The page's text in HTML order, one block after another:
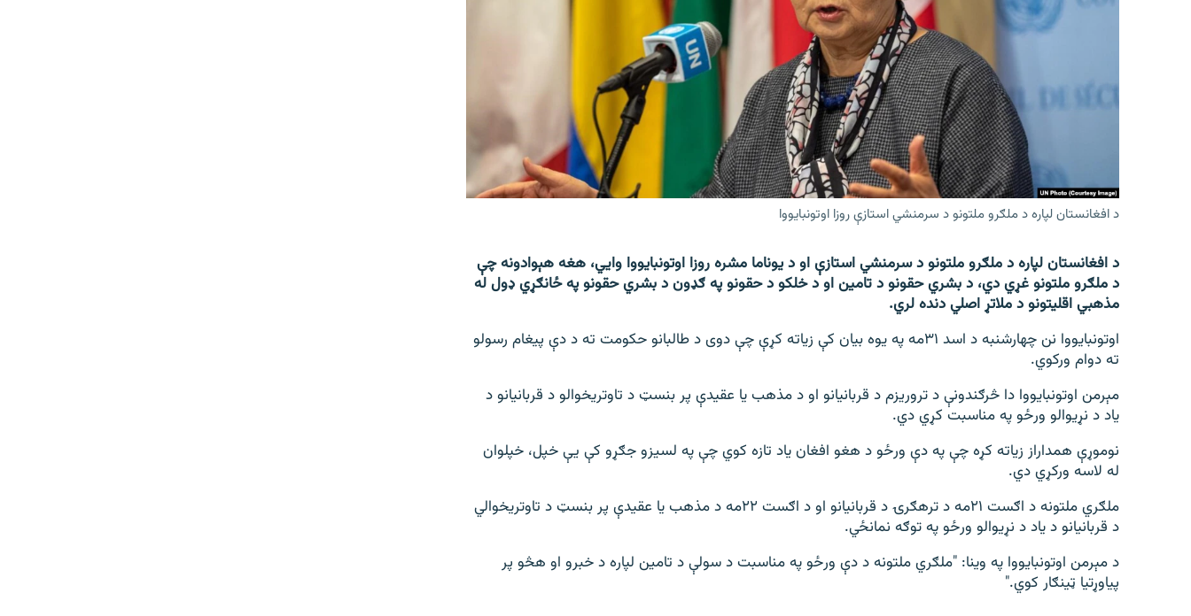
د افغانستان لپاره د ملګرو ملتونو د سرمنشي استازې روزا اوتونبایووا
د افغانستان لپاره د ملګرو ملتونو د سرمنشي استازې او د یوناما مشره روزا اوتونبایووا وايي، هغه هېوادونه چې
د ملګرو ملتونو غړي دي، د بشري حقونو د تامین او د خلکو د حقونو په ګډون د بشري حقونو په ځانګړي ډول له
مذهبي اقلیتونو د ملاتړ اصلي دنده لري.
اوتونبایووا نن چهارشنبه د اسد ۳۱مه په یوه بیان کې زیاته کړې چې دوی د طالبانو حکومت ته د دې پیغام رسولو
ته دوام ورکوي.
مېرمن اوتونبایووا دا څرګندونې د تروریزم د قربانیانو او د مذهب یا عقیدې پر بنسټ د تاوتریخوالو د قربانیانو د
یاد د نړیوالو ورځو په مناسبت کړي دي.
نوموړې همداراز زیاته کړه چې په دې ورځو د هغو افغان یاد تازه کوي چې په لسیزو جګړو کې یې خپل، خپلوان
له لاسه ورکړي دي.
ملګري ملتونه د اګست ۲۱مه د ترهګرۍ د قربانیانو او د اګست ۲۲مه د مذهب یا عقیدې پر بنسټ د تاوتریخوالي
د قربانیانو د یاد د نړیوالو ورځو په توګه نمانځي.
د مېرمن اوتونبایووا په وینا: "ملګري ملتونه د دې ورځو په مناسبت د سولې د تامین لپاره د خبرو او هڅو پر
پیاوړتیا ټینګار کوي."